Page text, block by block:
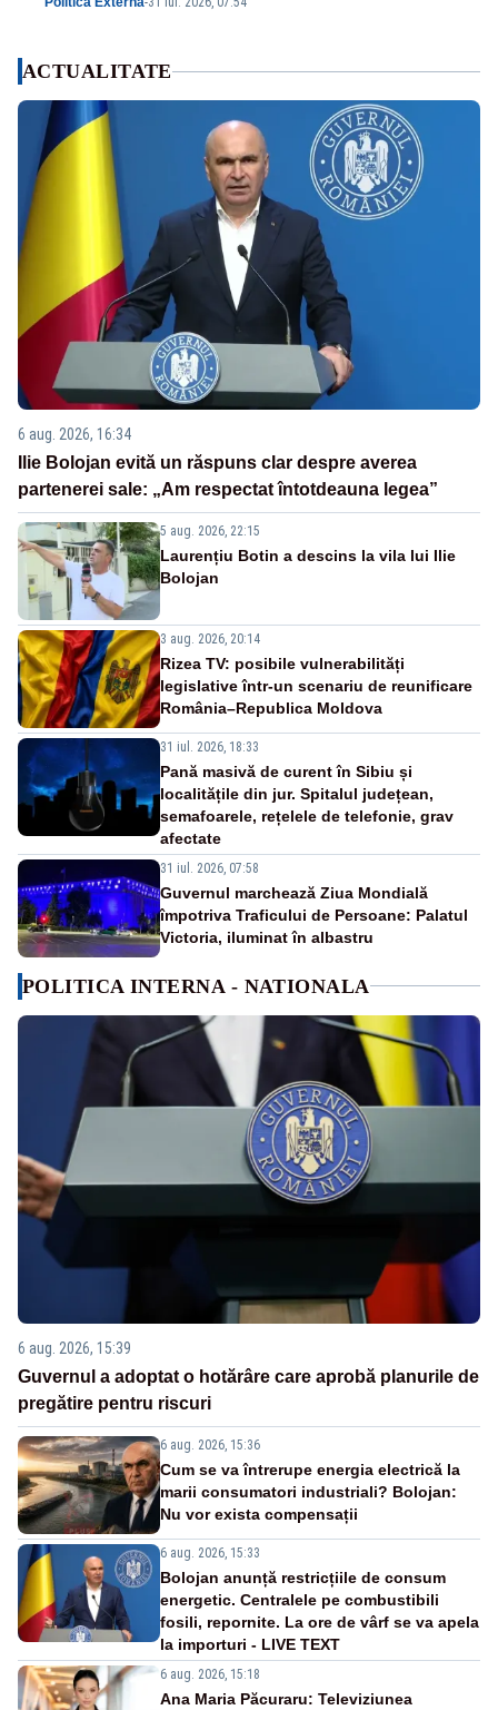
ACTUALITATE
6 aug. 2026, 16:34
Ilie Bolojan evită un răspuns clar despre averea
partenerei sale: „Am respectat întotdeauna legea”
5 aug. 2026, 22:15
Laurențiu Botin a descins la vila lui Ilie
Bolojan
3 aug. 2026, 20:14
Rizea TV: posibile vulnerabilități
legislative într-un scenariu de reunificare
România–Republica Moldova
31 iul. 2026, 18:33
Pană masivă de curent în Sibiu și
localitățile din jur. Spitalul județean,
semafoarele, rețelele de telefonie, grav
afectate
31 iul. 2026, 07:58
Guvernul marchează Ziua Mondială
împotriva Traficului de Persoane: Palatul
Victoria, iluminat în albastru
POLITICA INTERNA - NATIONALA
6 aug. 2026, 15:39
Guvernul a adoptat o hotărâre care aprobă planurile de
pregătire pentru riscuri
6 aug. 2026, 15:36
Cum se va întrerupe energia electrică la
marii consumatori industriali? Bolojan:
Nu vor exista compensații
6 aug. 2026, 15:33
Bolojan anunță restricțiile de consum
energetic. Centralele pe combustibili
fosili, repornite. La ore de vârf se va apela
la importuri - LIVE TEXT
6 aug. 2026, 15:18
Ana Maria Păcuraru: Televiziunea